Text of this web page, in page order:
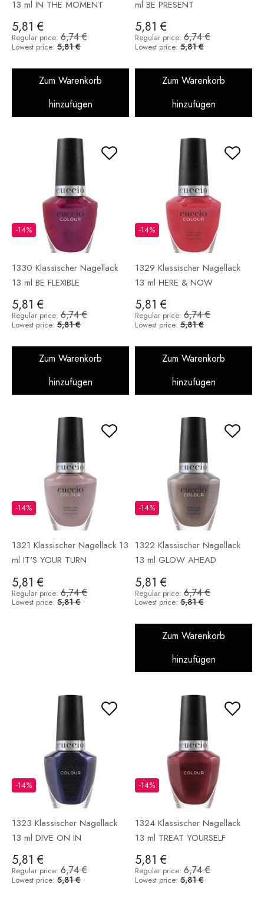
13 ml IN THE MOMENT
5,81 €
Regular price: 6,74 €
Lowest price: 5,81 €
Zum Warenkorb
hinzufügen
ml BE PRESENT
5,81 €
Regular price: 6,74 €
Lowest price: 5,81 €
Zum Warenkorb
hinzufügen
1330 Klassischer Nagellack
13 ml BE FLEXIBLE
5,81 €
-14%
Regular price: 6,74 €
Lowest price: 5,81 €
Zum Warenkorb
hinzufügen
1329 Klassischer Nagellack
13 ml HERE & NOW
5,81 €
-14%
Regular price: 6,74 €
Lowest price: 5,81 €
Zum Warenkorb
hinzufügen
1321 Klassischer Nagellack 13
ml IT'S YOUR TURN
5,81 €
-14%
Regular price: 6,74 €
Lowest price: 5,81 €
1322 Klassischer Nagellack
13 ml GLOW AHEAD
5,81 €
-14%
Regular price: 6,74 €
Lowest price: 5,81 €
Zum Warenkorb
hinzufügen
1323 Klassischer Nagellack
13 ml DIVE ON IN
5,81 €
-14%
Regular price: 6,74 €
Lowest price: 5,81 €
1324 Klassischer Nagellack
13 ml TREAT YOURSELF
5,81 €
-14%
Regular price: 6,74 €
Lowest price: 5,81 €